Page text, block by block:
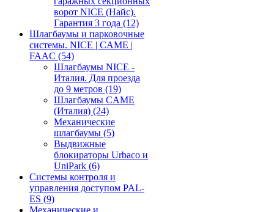
ворот NICE (Найс).
Гарантия 3 года (12)
Шлагбаумы и парковочные
системы. NICE | CAME |
FAAC (54)
Шлагбаумы NICE -
Италия. Для проезда
до 9 метров (19)
Шлагбаумы CAME
(Италия) (24)
Механические
шлагбаумы (5)
Выдвижные
блокираторы Urbaco и
UniPark (6)
Системы контроля и
управления доступом PAL-
ES (9)
Механические и